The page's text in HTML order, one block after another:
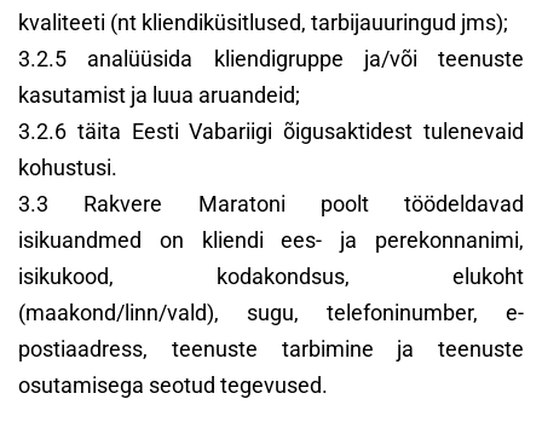
kvaliteeti (nt kliendiküsitlused, tarbijauuringud jms);
3.2.5 analüüsida kliendigruppe ja/või teenuste
kasutamist ja luua aruandeid;
3.2.6 täita Eesti Vabariigi õigusaktidest tulenevaid
kohustusi.
3.3 Rakvere Maratoni poolt töödeldavad
isikuandmed on kliendi ees- ja perekonnanimi,
isikukood, kodakondsus, elukoht
(maakond/linn/vald), sugu, telefoninumber, e-
postiaadress, teenuste tarbimine ja teenuste
osutamisega seotud tegevused.